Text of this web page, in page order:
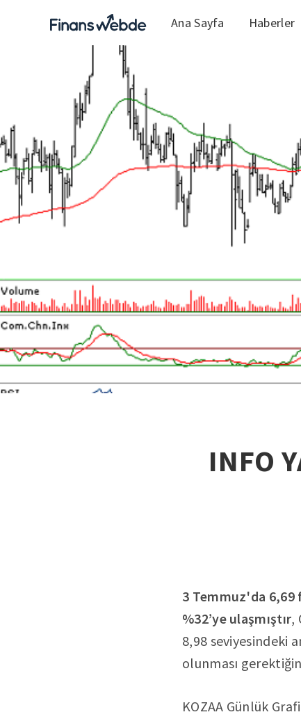
Ana Sayfa Haberler
INFO
3 Temmuz'da
%32’ye ulaşmıştır,
8,98 seviyesindeki
olunması
KOZAA Günlük